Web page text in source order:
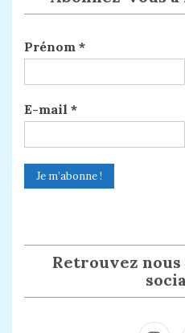
Prénom *
E-mail *
Retrouvez